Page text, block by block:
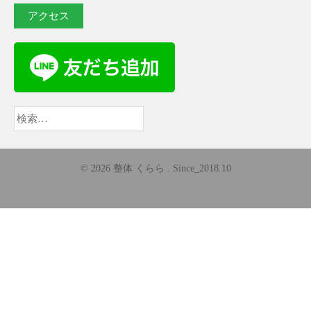
アクセス
検
索:
© 2026 整体 くらら . Since_2018.10